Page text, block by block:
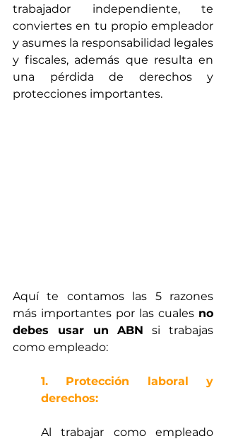
trabajador independiente, te
conviertes en tu propio empleador
y asumes la responsabilidad legales
y fiscales, además que resulta en
una pérdida de derechos y
protecciones importantes.
Aquí te contamos las 5 razones
más importantes por las cuales no
debes usar un ABN si trabajas
como empleado:
1. Protección laboral y
derechos:
Al trabajar como empleado